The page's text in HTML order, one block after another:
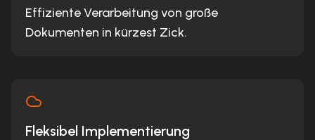
Effiziente Verarbeitung von große
Dokumenten in kürzest Zick.
Fleksibel Implementierung